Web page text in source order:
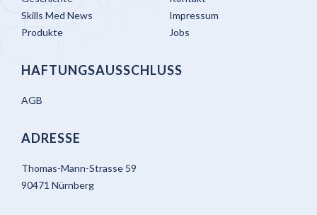
Skills Med News
Produkte
Impressum
Jobs
HAFTUNGSAUSSCHLUSS
AGB
ADRESSE
Thomas-Mann-Strasse 59
90471 Nürnberg